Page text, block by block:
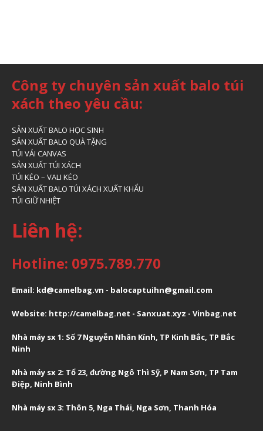
Công ty chuyên sản xuất balo túi
xách theo yêu cầu:
SẢN XUẤT BALO HỌC SINH
SẢN XUẤT BALO QUÀ TẶNG
TÚI VẢI CANVAS
SẢN XUẤT TÚI XÁCH
TÚI KÉO – VALI KÉO
SẢN XUẤT BALO TÚI XÁCH XUẤT KHẨU
TÚI GIỮ NHIỆT
Liên hệ:
Hotline: 0975.789.770
Email: kd@camelbag.vn - balocaptuihn@gmail.com
Website: http://camelbag.net - Sanxuat.xyz - Vinbag.net
Nhà máy sx 1: Số 7 Nguyễn Nhân Kính, TP Kinh Bắc, TP Bắc
Ninh
Nhà máy sx 2: Tổ 23, đường Ngô Thì Sỹ, P Nam Sơn, TP Tam
Điệp, Ninh Bình
Nhà máy sx 3: Thôn 5, Nga Thái, Nga Sơn, Thanh Hóa